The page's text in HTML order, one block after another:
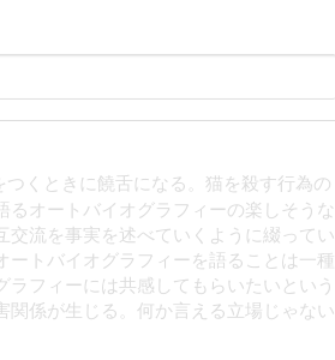
くときに饒舌になる。猫を殺す行為の
オートバイオグラフィーの楽しそうな
流を事実を述べていくように綴ってい
ートバイオグラフィーを語ることは一種
フィーには共感してもらいたいという
関係が生じる。何か言える立場じゃない